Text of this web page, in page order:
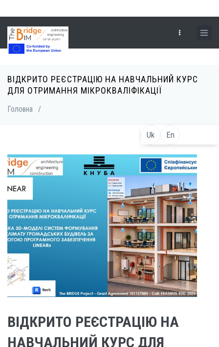
до
основного
вмісту
Uk En
ВІДКРИТО РЕЄСТРАЦІЮ НА НАВЧАЛЬНИЙ КУРС
ДЛЯ ОТРИМАННЯ МІКРОКВАЛІФІКАЦІЇ
Рядок
Головна /
ВІДКРИТО РЕЄСТРАЦІЮ НА
НАВЧАЛЬНИЙ КУРС ДЛЯ